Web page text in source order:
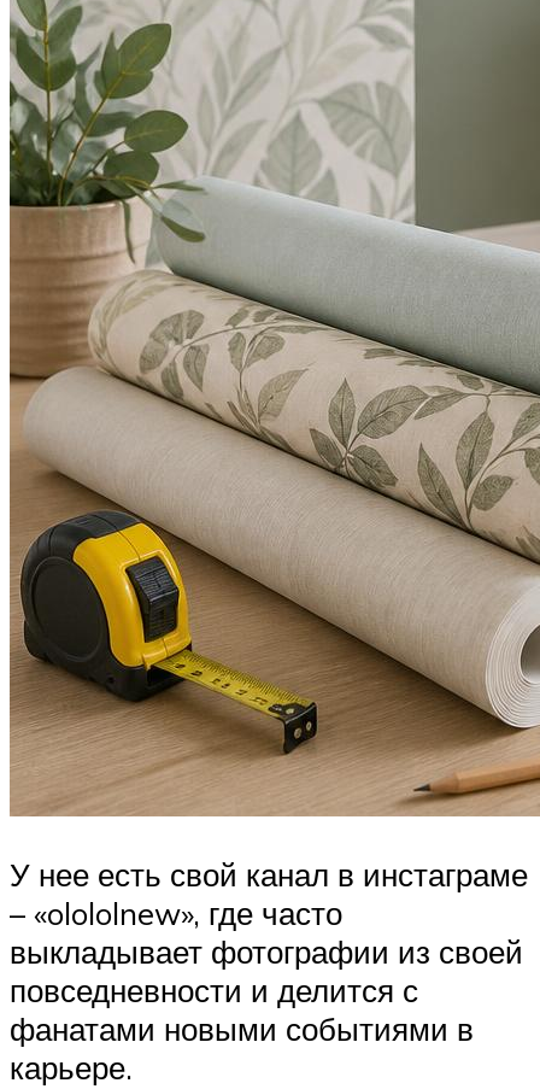
У нее есть свой канал в инстаграме
– «olololnew», где часто
выкладывает фотографии из своей
повседневности и делится с
фанатами новыми событиями в
карьере.